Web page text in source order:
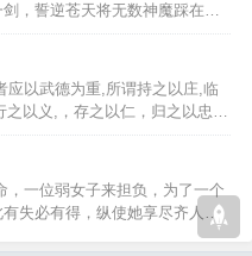
，誓逆苍天将无数神魔踩在脚
应以武德为重,所谓持之以庄,临
以义,，存之以仁，归之以忠。
一位弱女子来担负，为了一个
失必有得，纵使她享尽齐人之